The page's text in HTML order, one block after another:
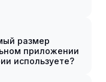
размер
приложении
используете?